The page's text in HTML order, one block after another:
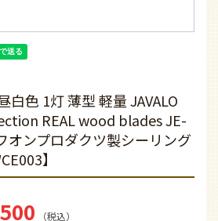
白色 1灯 薄型 軽量 JAVALO
REAL wood blades JE-
オンプロダクツ製シーリング
】
税込